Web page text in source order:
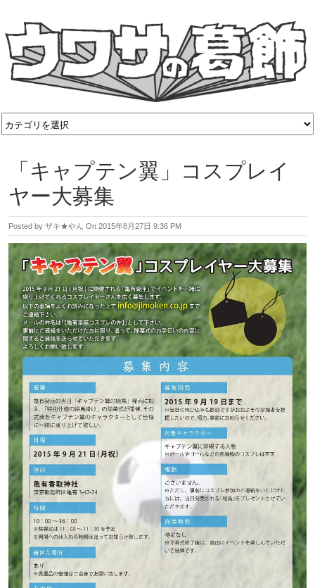
「キャプテン翼」コスプレイ
ヤー大募集
Posted by ザキ★やん On 2015年8月27日 9:36 PM